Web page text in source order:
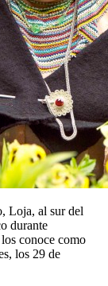
Loja, al sur del
durante
conoce como
los 29 de